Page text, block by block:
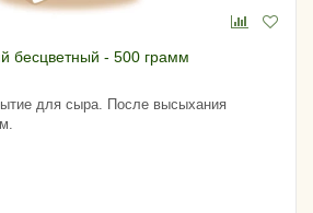
бесцветный - 500 грамм
для сыра. После высыхания